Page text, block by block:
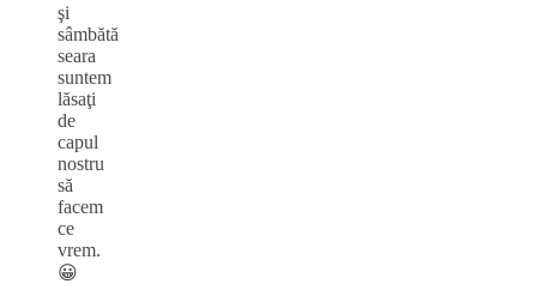
şi
sâmbătă
seara
suntem
lăsaţi
de
capul
nostru
să
facem
ce
vrem.
😀